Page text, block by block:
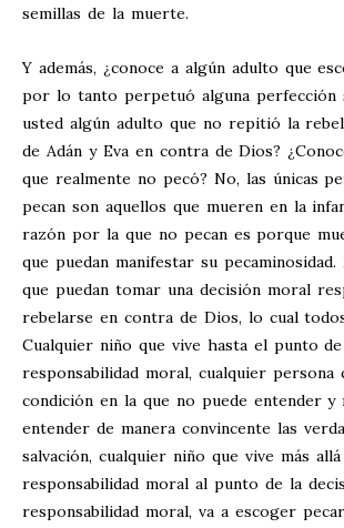
semillas de la muerte.
Y además, ¿conoce a algún adulto que
por lo tanto perpetuó alguna perfección
usted algún adulto que no repitió la
de Adán y Eva en contra de Dios?
que realmente no pecó? No, las únicas
pecan son aquellos que mueren en la
razón por la que no pecan es porque
que puedan manifestar su
que puedan tomar una decisión moral
rebelarse en contra de Dios, lo cual
Cualquier niño que vive hasta el punto
responsabilidad moral, cualquier persona
condición en la que no puede entender y
entender de manera convincente las
salvación, cualquier niño que vive más
responsabilidad moral al punto de la
responsabilidad moral, va a escoger